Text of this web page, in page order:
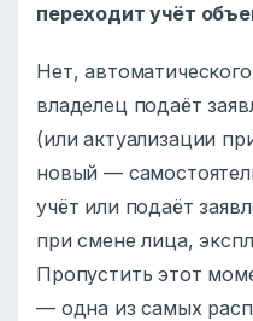
переходит учёт
Нет,
владелец подаёт
(или актуализации
новый —
учёт или подаёт
при смене лица,
Пропустить этот
— одна из самых